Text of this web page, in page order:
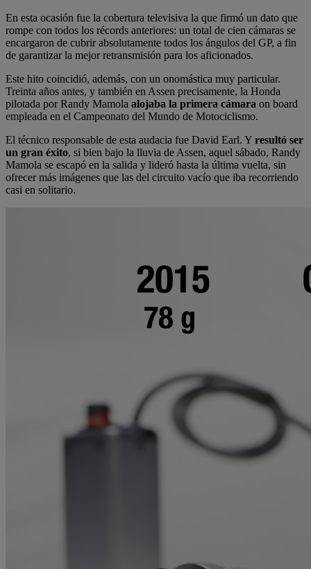
En esta ocasión fue la cobertura televisiva la que firmó un dato que
rompe con todos los récords anteriores: un total de cien cámaras se
encargaron de cubrir absolutamente todos los ángulos del GP, a fin
de garantizar la mejor retransmisión para los aficionados.
Este hito coincidió, además, con un onomástica muy particular.
Treinta años antes, y también en Assen precisamente, la Honda
pilotada por Randy Mamola alojaba la primera cámara on board
empleada en el Campeonato del Mundo de Motociclismo.
El técnico responsable de esta audacia fue David Earl. Y resultó ser
un gran éxito, si bien bajo la lluvia de Assen, aquel sábado, Randy
Mamola se escapó en la salida y lideró hasta la última vuelta, sin
ofrecer más imágenes que las del circuito vacío que iba recorriendo
casi en solitario.